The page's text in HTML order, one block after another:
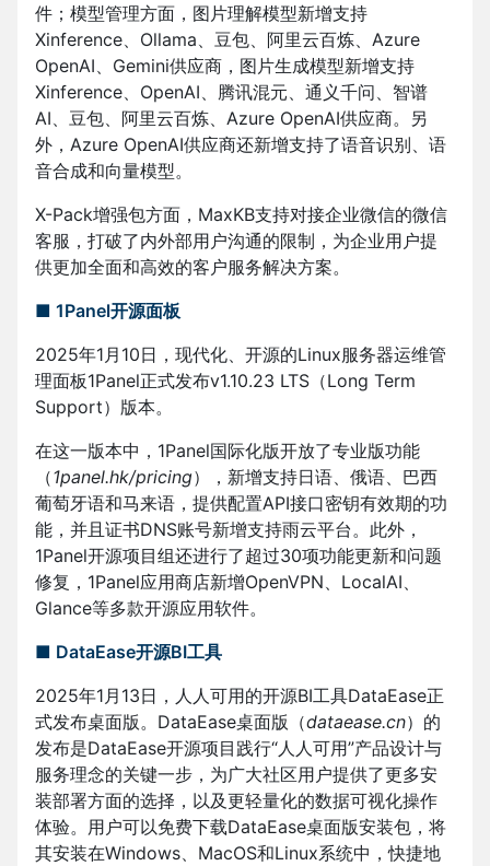
件；模型管理方面，图片理解模型新增支持
Xinference、Ollama、豆包、阿里云百炼、Azure
OpenAI、Gemini供应商，图片生成模型新增支持
Xinference、OpenAI、腾讯混元、通义千问、智谱
AI、豆包、阿里云百炼、Azure OpenAI供应商。另
外，Azure OpenAI供应商还新增支持了语音识别、语
音合成和向量模型。
X-Pack增强包方面，MaxKB支持对接企业微信的微信
客服，打破了内外部用户沟通的限制，为企业用户提
供更加全面和高效的客户服务解决方案。
■ 1Panel开源面板
2025年1月10日，现代化、开源的Linux服务器运维管
理面板1Panel正式发布v1.10.23 LTS（Long Term
Support）版本。
在这一版本中，1Panel国际化版开放了专业版功能
（1panel.hk/pricing），新增支持日语、俄语、巴西
葡萄牙语和马来语，提供配置API接口密钥有效期的功
能，并且证书DNS账号新增支持雨云平台。此外，
1Panel开源项目组还进行了超过30项功能更新和问题
修复，1Panel应用商店新增OpenVPN、LocalAI、
Glance等多款开源应用软件。
■ DataEase开源BI工具
2025年1月13日，人人可用的开源BI工具DataEase正
式发布桌面版。DataEase桌面版（dataease.cn）的
发布是DataEase开源项目践行“人人可用”产品设计与
服务理念的关键一步，为广大社区用户提供了更多安
装部署方面的选择，以及更轻量化的数据可视化操作
体验。用户可以免费下载DataEase桌面版安装包，将
其安装在Windows、MacOS和Linux系统中，快捷地